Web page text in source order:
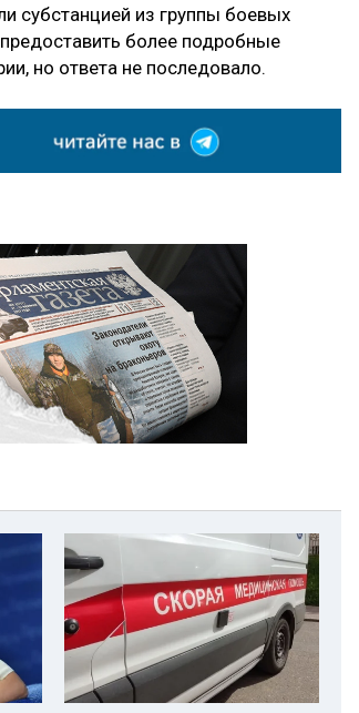
субстанцией из группы боевых
более подробные
но ответа не последовало.